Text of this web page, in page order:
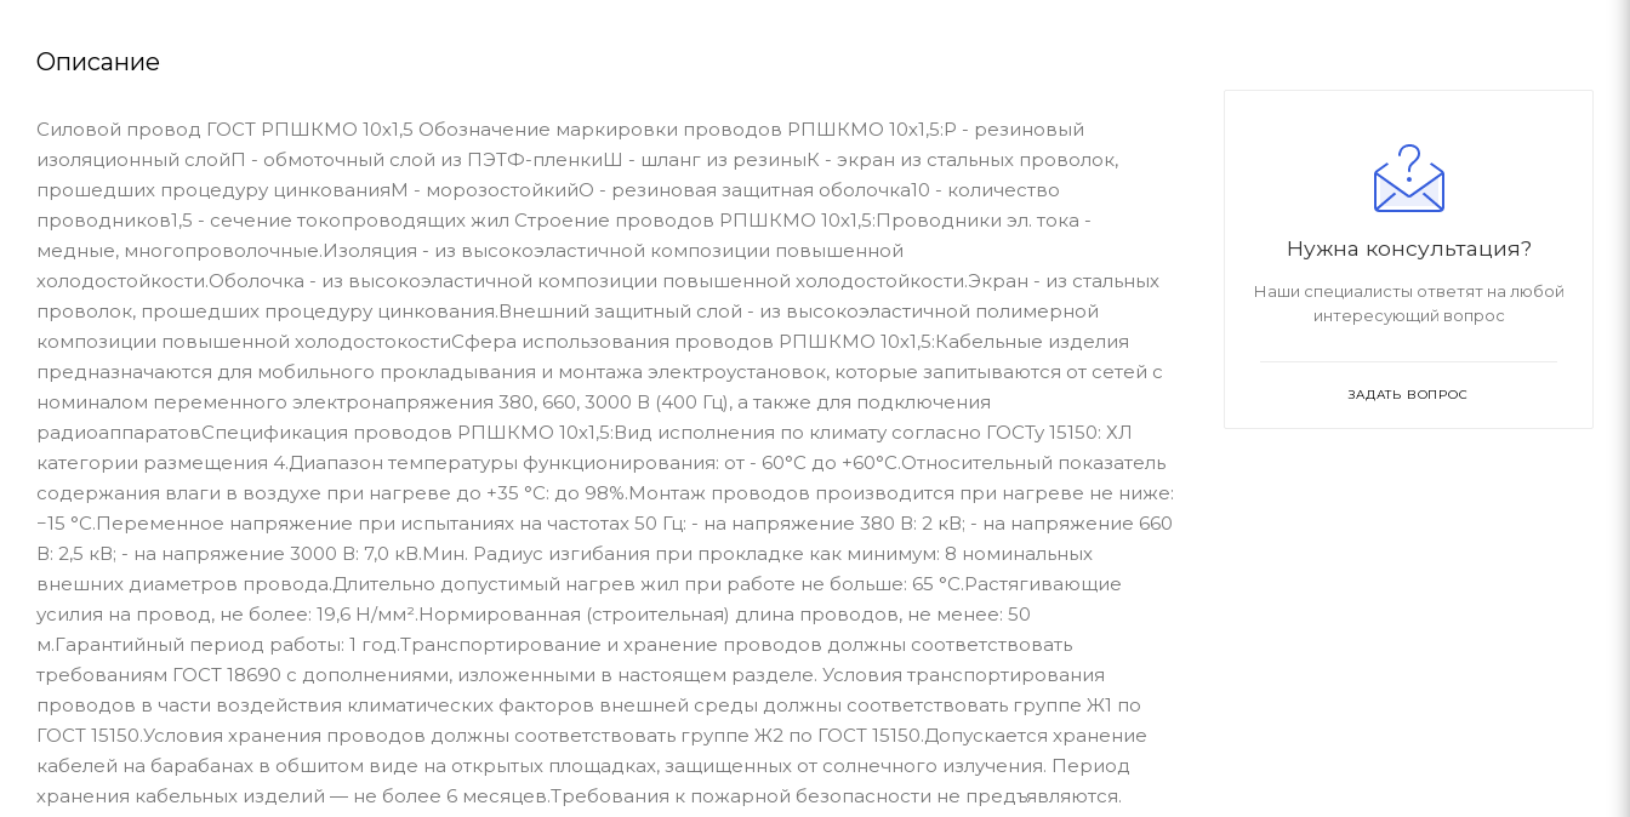
Описание
Силовой провод ГОСТ РПШКМО 10х1,5 Обозначение маркировки проводов РПШКМО 10х1,5:Р - резиновый
изоляционный слойП - обмоточный слой из ПЭТФ-пленкиШ - шланг из резиныК - экран из стальных проволок,
прошедших процедуру цинкованияМ - морозостойкийО - резиновая защитная оболочка10 - количество
проводников1,5 - сечение токопроводящих жил Строение проводов РПШКМО 10х1,5:Проводники эл. тока -
медные, многопроволочные.Изоляция - из высокоэластичной композиции повышенной
холодостойкости.Оболочка - из высокоэластичной композиции повышенной холодостойкости.Экран - из стальных
проволок, прошедших процедуру цинкования.Внешний защитный слой - из высокоэластичной полимерной
композиции повышенной холодостокостиСфера использования проводов РПШКМО 10х1,5:Кабельные изделия
предназначаются для мобильного прокладывания и монтажа электроустановок, которые запитываются от сетей с
номиналом переменного электронапряжения 380, 660, 3000 В (400 Гц), а также для подключения
радиоаппаратовСпецификация проводов РПШКМО 10х1,5:Вид исполнения по климату согласно ГОСТу 15150: ХЛ
категории размещения 4.Диапазон температуры функционирования: от - 60°С до +60°С.Относительный показатель
содержания влаги в воздухе при нагреве до +35 °С: до 98%.Монтаж проводов производится при нагреве не ниже:
−15 °С.Переменное напряжение при испытаниях на частотах 50 Гц: - на напряжение 380 В: 2 кВ; - на напряжение 660
В: 2,5 кВ; - на напряжение 3000 В: 7,0 кВ.Мин. Радиус изгибания при прокладке как минимум: 8 номинальных
внешних диаметров провода.Длительно допустимый нагрев жил при работе не больше: 65 °С.Растягивающие
усилия на провод, не более: 19,6 Н/мм².Нормированная (строительная) длина проводов, не менее: 50
м.Гарантийный период работы: 1 год.Транспортирование и хранение проводов должны соответствовать
требованиям ГОСТ 18690 с дополнениями, изложенными в настоящем разделе. Условия транспортирования
проводов в части воздействия климатических факторов внешней среды должны соответствовать группе Ж1 по
ГОСТ 15150.Условия хранения проводов должны соответствовать группе Ж2 по ГОСТ 15150.Допускается хранение
кабелей на барабанах в обшитом виде на открытых площадках, защищенных от солнечного излучения. Период
хранения кабельных изделий — не более 6 месяцев.Требования к пожарной безопасности не предъявляются.
Нужна консультация?
Наши специалисты ответят на любой
интересующий вопрос
ЗАДАТЬ ВОПРОС